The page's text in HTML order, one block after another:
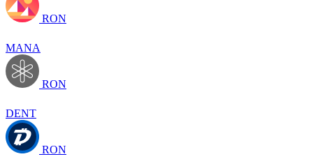
RON
MANA
RON
DENT
RON